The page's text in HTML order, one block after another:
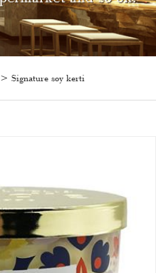
> Signature soy kerti